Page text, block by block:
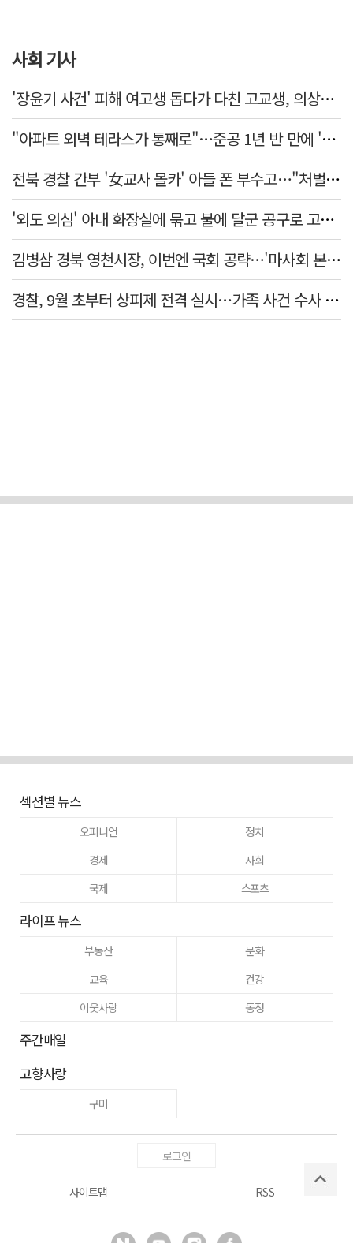
사회 기사
'장윤기 사건' 피해 여고생 돕다가 다친 고교생, 의상자 인정
"아파트 외벽 테라스가 통째로"…준공 1년 반 만에 '아찔 사고'
전북 경찰 간부 '女교사 몰카' 아들 폰 부수고…"처벌 못하는 사안" 내부망에 글
'외도 의심' 아내 화장실에 묶고 불에 달군 공구로 고문…남편 검거
김병삼 경북 영천시장, 이번엔 국회 공략…'마사회 본사 이전·광역교통망 확충' 요청
경찰, 9월 초부터 상피제 전격 실시…가족 사건 수사 못해
섹션별 뉴스
오피니언
정치
경제
사회
국제
스포츠
라이프 뉴스
부동산
문화
교육
건강
이웃사랑
동정
주간매일
고향사랑
구미
로그인
사이트맵 RSS